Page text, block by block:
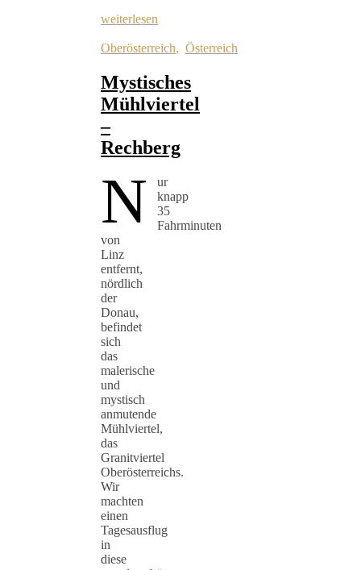
weiterlesen
Oberösterreich, Österreich
Mystisches
Mühlviertel
–
Rechberg
N
ur
knapp
35
Fahrminuten
von
Linz
entfernt,
nördlich
der
Donau,
befindet
sich
das
malerische
und
mystisch
anmutende
Mühlviertel,
das
Granitviertel
Oberösterreichs.
Wir
machten
einen
Tagesausflug
in
diese